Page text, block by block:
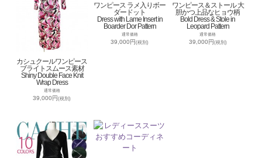
カシュクールワンピース
ブライトスムース素材
Shiny Double Face Knit
Wrap Dress
通常価格
39,000円(税別)
ワンピース ラメ入りボー
ダードット
Dress with Lame Insert in
Boarder Dor Pattern
通常価格
39,000円(税別)
ワンピース＆ストール 大
胆かつ上品なヒョウ柄
Bold Dress & Stole in
Leopard Pattern
通常価格
39,000円(税別)